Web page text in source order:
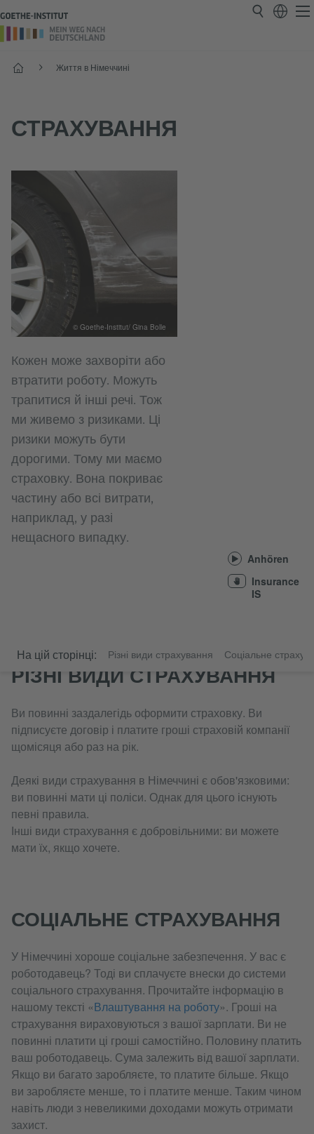
Головнa Життя в Німеччині
СТРАХУВАННЯ
© Goethe-Institut/ Gina Bolle
Кожен може захворіти або
втратити роботу. Можуть
трапитися й інші речі. Тож
ми живемо з ризиками. Ці
ризики можуть бути
дорогими. Тому ми маємо
страховку. Вона покриває
частину або всі витрати,
наприклад, у разі
нещасного випадку.
Anhören
Insurance
IS
На цій сторінці: Різні види страхування Соціальне
РІЗНІ ВИДИ СТРАХУВАННЯ
Ви повинні заздалегідь оформити страховку. Ви
підписуєте договір і платите гроші страховій компанії
щомісяця або раз на рік.
Деякі види страхування в Німеччині є обов'язковими:
ви повинні мати ці поліси. Однак для цього існують
певні правила.
Інші види страхування є добровільними: ви можете
мати їх, якщо хочете.
СОЦІАЛЬНЕ СТРАХУВАННЯ
У Німеччині хороше соціальне забезпечення. У вас є
роботодавець? Тоді ви сплачуєте внески до системи
соціального страхування. Прочитайте інформацію в
нашому тексті «Влаштування на роботу». Гроші на
страхування вираховуються з вашої зарплати. Ви не
повинні платити ці гроші самостійно. Половину платить
ваш роботодавець. Сума залежить від вашої зарплати.
Якщо ви багато заробляєте, то платите більше. Якщо
ви заробляєте менше, то і платите менше. Таким чином
навіть люди з невеликими доходами можуть отримати
захист.